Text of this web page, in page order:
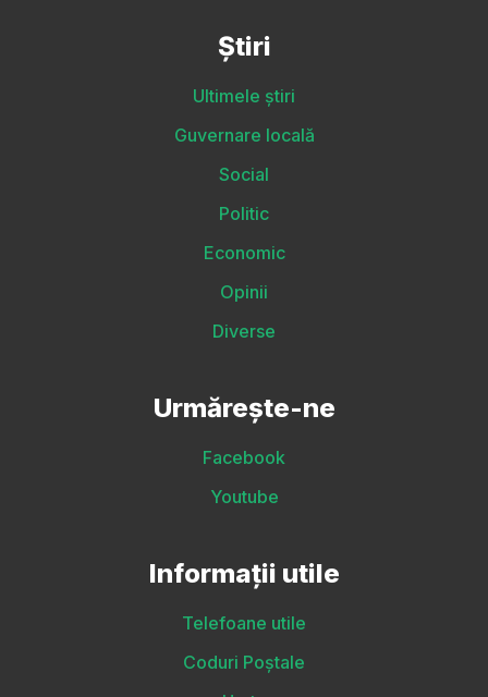
Știri
Ultimele știri
Guvernare locală
Social
Politic
Economic
Opinii
Diverse
Urmărește-ne
Facebook
Youtube
Informații utile
Telefoane utile
Coduri Poștale